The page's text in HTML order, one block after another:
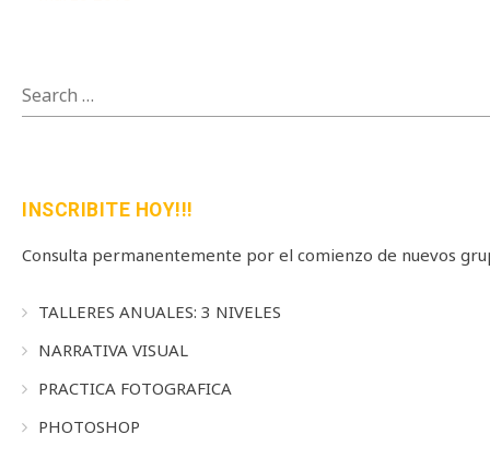
SEARCH
INSCRIBITE HOY!!!
Consulta permanentemente por el comienzo de nuevos
TALLERES ANUALES: 3 NIVELES
NARRATIVA VISUAL
PRACTICA FOTOGRAFICA
PHOTOSHOP